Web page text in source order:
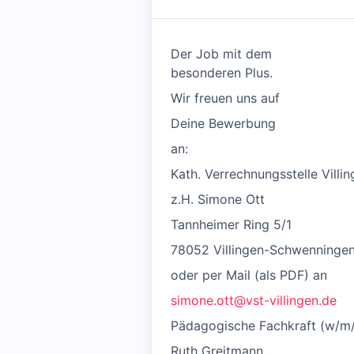
Der Job mit dem
besonderen Plus.
Wir freuen uns auf
Deine Bewerbung
an:
Kath. Verrechnungsstelle
z.H. Simone Ott
Tannheimer Ring 5/1
78052 Villingen-
oder per Mail (als PDF) an
simone.ott@vst-villingen.de
Pädagogische Fachkraft (w/
Ruth Greitmann